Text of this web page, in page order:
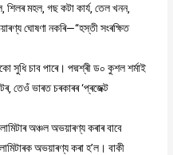
শিলৰ মহল, গছ কটা কাৰ্য, তেল খনন,
ঘোষণা নকৰি—“হস্তী সংৰক্ষিত
চাব পাৰে। পদ্মশ্ৰী ড০ কুশল শৰ্মাই
তেওঁ ভাৰত চৰকাৰৰ ‘প্ৰজেক্ট
অঞ্চল অভয়াৰণ্য কৰাৰ বাবে
অভয়াৰণ্য কৰা হ’ল। বাকী